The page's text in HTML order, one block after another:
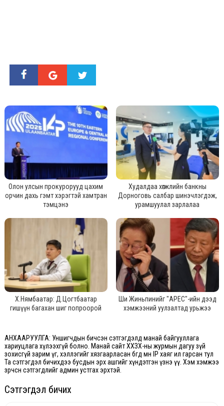
Олон улсын прокурорууд цахим
орчин дахь гэмт хэрэгтэй хамтран
тэмцэнэ
Худалдаа хөгжлийн банкны
Дорноговь салбар шинэчлэгдэж,
урамшуулал зарлалаа
Х.Нямбаатар: Д.Цогтбаатар
гишүүн багахан шиг попроорой
Ши Жиньпинийг "APEC"-ийн дээд
хэмжээний уулзалтад урьжээ
АНХААРУУЛГА: Уншигчдын бичсэн сэтгэгдэлд манай байгууллага
хариуцлага хүлээхгүй болно. Манай сайт ХХЗХ-ны журмын дагуу зүй
зохисгүй зарим үг, хэллэгийг хязгаарласан бөгөөд мөн IP хаяг ил гарсан тул
Та сэтгэгдэл бичихдээ бусдын эрх ашгийг хүндэтгэн үзнэ үү. Хэм хэмжээ
зөрчсөн сэтгэгдлийг админ устгах эрхтэй.
Сэтгэгдэл бичих